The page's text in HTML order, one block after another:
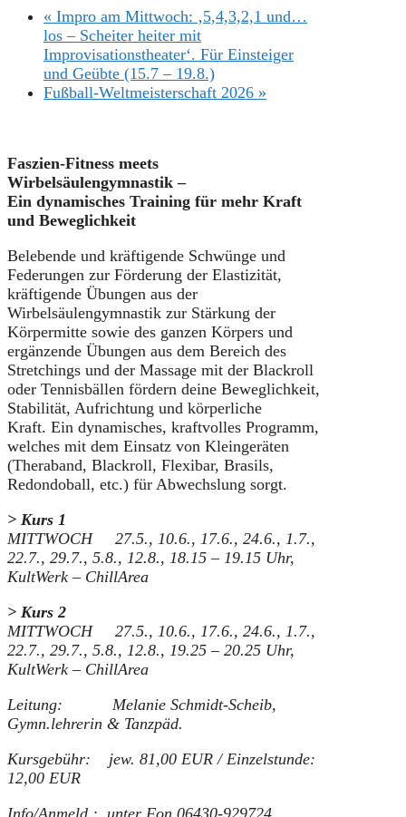
« Impro am Mittwoch: ‚5,4,3,2,1 und…
los – Scheiter heiter mit
Improvisationstheater‘. Für Einsteiger
und Geübte (15.7 – 19.8.)
Fußball-Weltmeisterschaft 2026 »
Faszien-Fitness meets
Wirbelsäulengymnastik –
Ein dynamisches Training für mehr Kraft
und Beweglichkeit
Belebende und kräftigende Schwünge und
Federungen zur Förderung der Elastizität,
kräftigende Übungen aus der
Wirbelsäulengymnastik zur Stärkung der
Körpermitte sowie des ganzen Körpers und
ergänzende Übungen aus dem Bereich des
Stretchings und der Massage mit der Blackroll
oder Tennisbällen fördern deine Beweglichkeit,
Stabilität, Aufrichtung und körperliche
Kraft. Ein dynamisches, kraftvolles Programm,
welches mit dem Einsatz von Kleingeräten
(Theraband, Blackroll, Flexibar, Brasils,
Redondoball, etc.) für Abwechslung sorgt.
> Kurs 1
MITTWOCH 27.5., 10.6., 17.6., 24.6., 1.7.,
22.7., 29.7., 5.8., 12.8., 18.15 – 19.15 Uhr,
KultWerk – ChillArea
> Kurs 2
MITTWOCH 27.5., 10.6., 17.6., 24.6., 1.7.,
22.7., 29.7., 5.8., 12.8., 19.25 – 20.25 Uhr,
KultWerk – ChillArea
Leitung: Melanie Schmidt-Scheib,
Gymn.lehrerin & Tanzpäd.
Kursgebühr: jew. 81,00 EUR / Einzelstunde:
12,00 EUR
Info/Anmeld.: unter Fon 06430-929724,